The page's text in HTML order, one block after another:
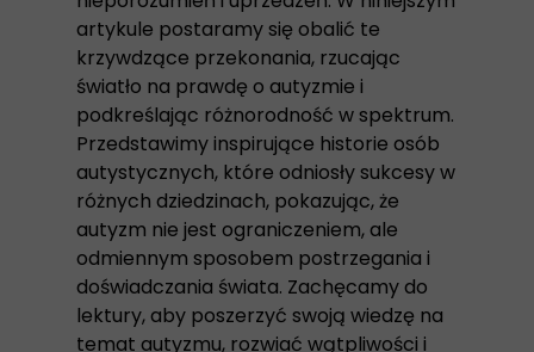
artykule postaramy się obalić te
krzywdzące przekonania, rzucając
światło na prawdę o autyzmie i
podkreślając różnorodność w spektrum.
Przedstawimy inspirujące historie osób
autystycznych, które odniosły sukcesy w
różnych dziedzinach, pokazując, że
autyzm nie jest ograniczeniem, ale
odmiennym sposobem postrzegania i
doświadczania świata. Zachęcamy do
lektury, aby poszerzyć swoją wiedzę na
temat autyzmu, rozwiać wątpliwości i